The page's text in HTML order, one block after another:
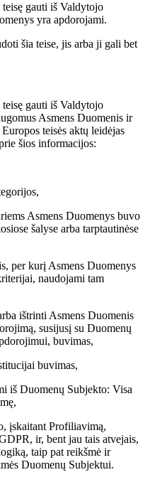
gauti iš Valdytojo
yra apdorojami.
šia teise, jis arba ji gali bet
gauti iš Valdytojo
Asmens Duomenis ir
teisės aktų leidėjas
šios informacijos:
Asmens Duomenys buvo
šalyse arba tarptautinėse
per kurį Asmens Duomenys
naudojami tam
ištrinti Asmens Duomenis
susijusį su Duomenų
buvimas,
buvimas,
iš Duomenų Subjekto: Visa
įskaitant Profiliavimą,
ir, bent jau tais atvejais,
taip pat reikšmė ir
Duomenų Subjektui.